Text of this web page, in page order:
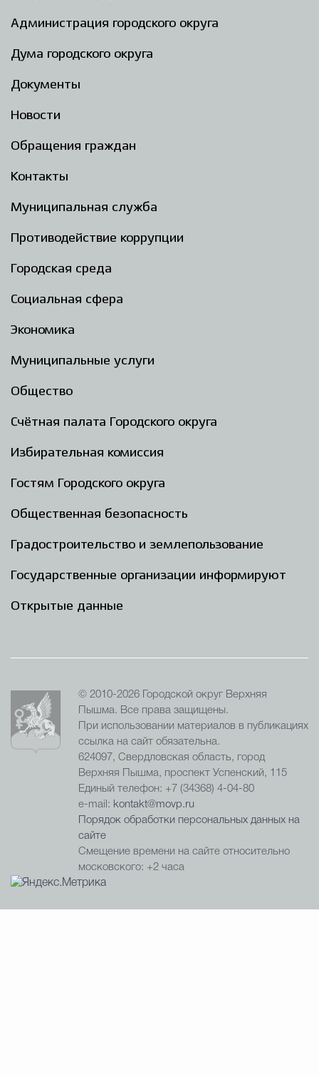
Администрация городского округа
Дума городского округа
Документы
Новости
Обращения граждан
Контакты
Муниципальная служба
Противодействие коррупции
Городская среда
Социальная сфера
Экономика
Муниципальные услуги
Общество
Счётная палата Городского округа
Избирательная комиссия
Гостям Городского округа
Общественная безопасность
Градостроительство и землепользование
Государственные организации информируют
Открытые данные
© 2010-2026 Городской округ Верхняя
Пышма. Все права защищены.
При использовании материалов в публикациях
ссылка на сайт обязательна.
624097, Свердловская область, город
Верхняя Пышма, проспект Успенский, 115
Единый телефон: +7 (34368) 4-04-80
e-mail: kontakt@movp.ru
Порядок обработки персональных данных на
сайте
Смещение времени на сайте относительно
московского: +2 часа